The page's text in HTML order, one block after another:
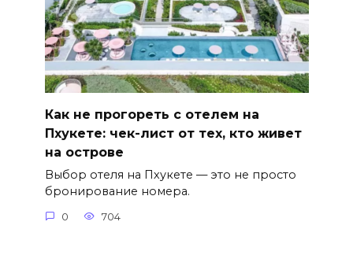
Как не прогореть с отелем на
Пхукете: чек-лист от тех, кто живет
на острове
Выбор отеля на Пхукете — это не просто
бронирование номера.
0 704